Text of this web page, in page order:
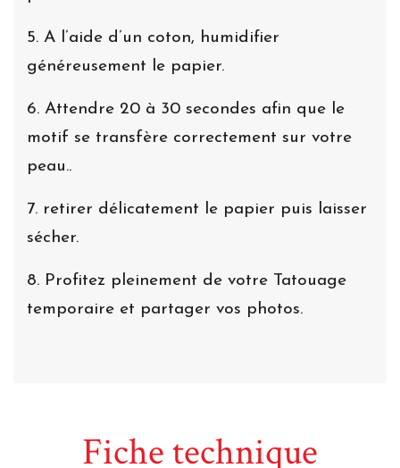
5. A l’aide d’un coton, humidifier
généreusement le papier.
6. Attendre 20 à 30 secondes afin que le
motif se transfère correctement sur votre
peau..
7. retirer délicatement le papier puis laisser
sécher.
8. Profitez pleinement de votre Tatouage
temporaire et partager vos photos.
Fiche technique